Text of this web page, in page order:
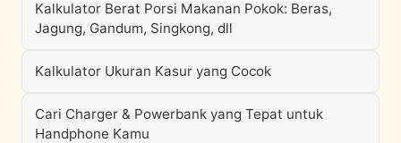
Kalkulator Berat Porsi Makanan Pokok: Beras,
Jagung, Gandum, Singkong, dll
Kalkulator Ukuran Kasur yang Cocok
Cari Charger & Powerbank yang Tepat untuk
Handphone Kamu